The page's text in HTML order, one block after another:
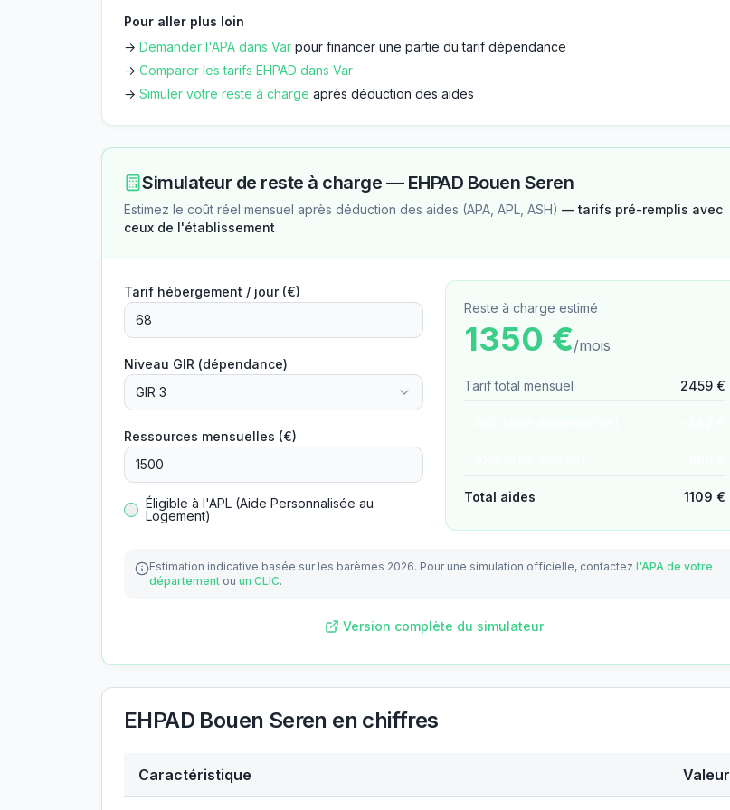
Pour aller plus loin
→ Demander l'APA dans Var pour financer une partie du tarif dépendance
→ Comparer les tarifs EHPAD dans Var
→ Simuler votre reste à charge après déduction des aides
Simulateur de reste à charge — EHPAD Bouen Seren
Estimez le coût réel mensuel après déduction des aides (APA, APL, ASH) — tarifs pré-remplis avec
ceux de l'établissement
Tarif hébergement / jour (€)
Niveau GIR (dépendance)
GIR 3
Ressources mensuelles (€)
Éligible à l'APL (Aide Personnalisée au
Logement)
Reste à charge estimé
1350 €/mois
Tarif total mensuel 2459 €
Total aides 1109 €
Estimation indicative basée sur les barèmes 2026. Pour une simulation officielle, contactez l'APA de votre
département ou un CLIC.
Version complète du simulateur
EHPAD Bouen Seren en chiffres
Caractéristique Valeur